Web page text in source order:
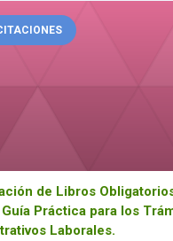
de Libros Obligatorios al
de Libros
Guía Práctica para los
Laborales.